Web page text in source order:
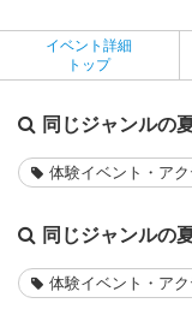
イベント詳細
トップ
同じジャンルの
体験イベント・ア
同じジャンルの
体験イベント・ア